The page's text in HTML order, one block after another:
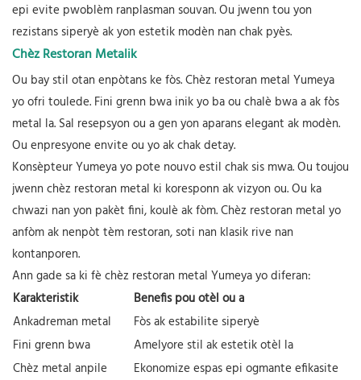
epi evite pwoblèm ranplasman souvan. Ou jwenn tou yon
rezistans siperyè ak yon estetik modèn nan chak pyès.
Chèz Restoran Metalik
Ou bay stil otan enpòtans ke fòs. Chèz restoran metal Yumeya
yo ofri toulede. Fini grenn bwa inik yo ba ou chalè bwa a ak fòs
metal la. Sal resepsyon ou a gen yon aparans elegant ak modèn.
Ou enpresyone envite ou yo ak chak detay.
Konsèpteur Yumeya yo pote nouvo estil chak sis mwa. Ou toujou
jwenn chèz restoran metal ki koresponn ak vizyon ou. Ou ka
chwazi nan yon pakèt fini, koulè ak fòm. Chèz restoran metal yo
anfòm ak nenpòt tèm restoran, soti nan klasik rive nan
kontanporen.
Ann gade sa ki fè chèz restoran metal Yumeya yo diferan:
Karakteristik
Benefis pou otèl ou a
Ankadreman metal
Fòs ak estabilite siperyè
Fini grenn bwa
Amelyore stil ak estetik otèl la
Chèz metal anpile
Ekonomize espas epi ogmante efikasite